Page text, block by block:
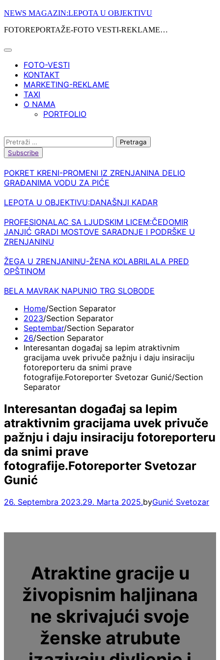
Skip
content
NEWS MAGAZIN:LEPOTA U OBJEKTIVU
FOTOREPORTAŽE-FOTO VESTI-REKLAME…
FOTO-VESTI
KONTAKT
MARKETING-REKLAME
TAXI
O NAMA
PORTFOLIO
Pretraga:
Subscribe
POKRET KRENI-PROMENI IZ ZRENJANINA DELIO
GRAĐANIMA VODU ZA PIĆE
LEPOTA U OBJEKTIVU:DANAŠNJI KADAR
PROFESIONALAC SA LJUDSKIM LICEM:ČEDOMIR
JANJIĆ GRADI MOSTOVE SARADNJE I PODRŠKE U
ZRENJANINU
ŽEGA U ZRENJANINU-ŽENA KOLABRILALA PRED
OPŠTINOM
BELA MAVRAK NAPUNIO TRG SLOBODE
Home
2023
Septembar
26
Interesantan događaj sa lepim atraktivnim
gracijama uvek privuče pažnju i daju insiraciju
fotoreporteru da snimi prave
fotografije.Fotoreporter Svetozar Gunić
Interesantan događaj sa lepim
atraktivnim gracijama uvek privuče
pažnju i daju insiraciju fotoreporteru
da snimi prave
fotografije.Fotoreporter Svetozar
Gunić
26. Septembra 2023.29. Marta 2025.byGunić Svetozar
Atraktine gracije u
živopisnim haljinana
ne skrivajući svoje
ženske atrubute